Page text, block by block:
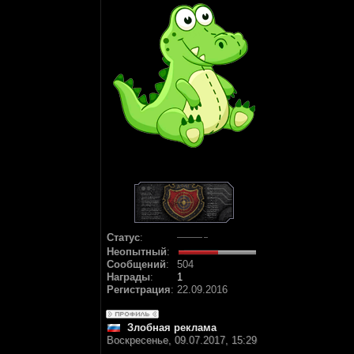
Статус:
Неопытный:
Сообщений:
504
Награды:
1
Регистрация: 22.09.2016
Злобная реклама
Воскресенье, 09.07.2017, 15:29